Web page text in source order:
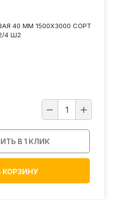
40 ММ 1500Х3000 СОРТ
4 Ш2
В 1 КЛИК
КОРЗИНУ